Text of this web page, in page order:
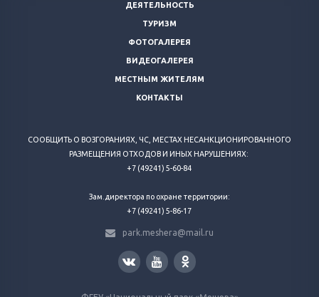
ДЕЯТЕЛЬНОСТЬ
ТУРИЗМ
ФОТОГАЛЕРЕЯ
ВИДЕОГАЛЕРЕЯ
МЕСТНЫМ ЖИТЕЛЯМ
КОНТАКТЫ
СООБЩИТЬ О ВОЗГОРАНИЯХ, ЧС, МЕСТАХ НЕСАНКЦИОНИРОВАННОГО
РАЗМЕЩЕНИЯ ОТХОДОВ И ИНЫХ НАРУШЕНИЯХ:
+7 (49241) 5-60-84
Зам.директора по охране территории:
+7 (49241) 5-86-17
park.meshera@mail.ru